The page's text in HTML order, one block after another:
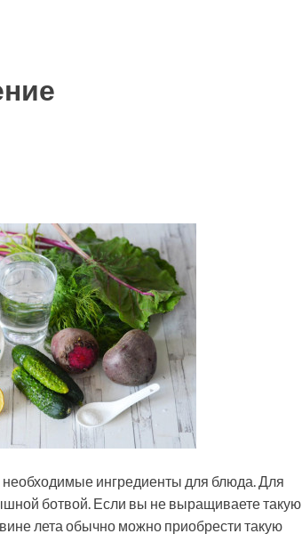
ингредиенты для блюда. Для
ботвой. Если вы не выращиваете такую
лета обычно можно приобрести такую